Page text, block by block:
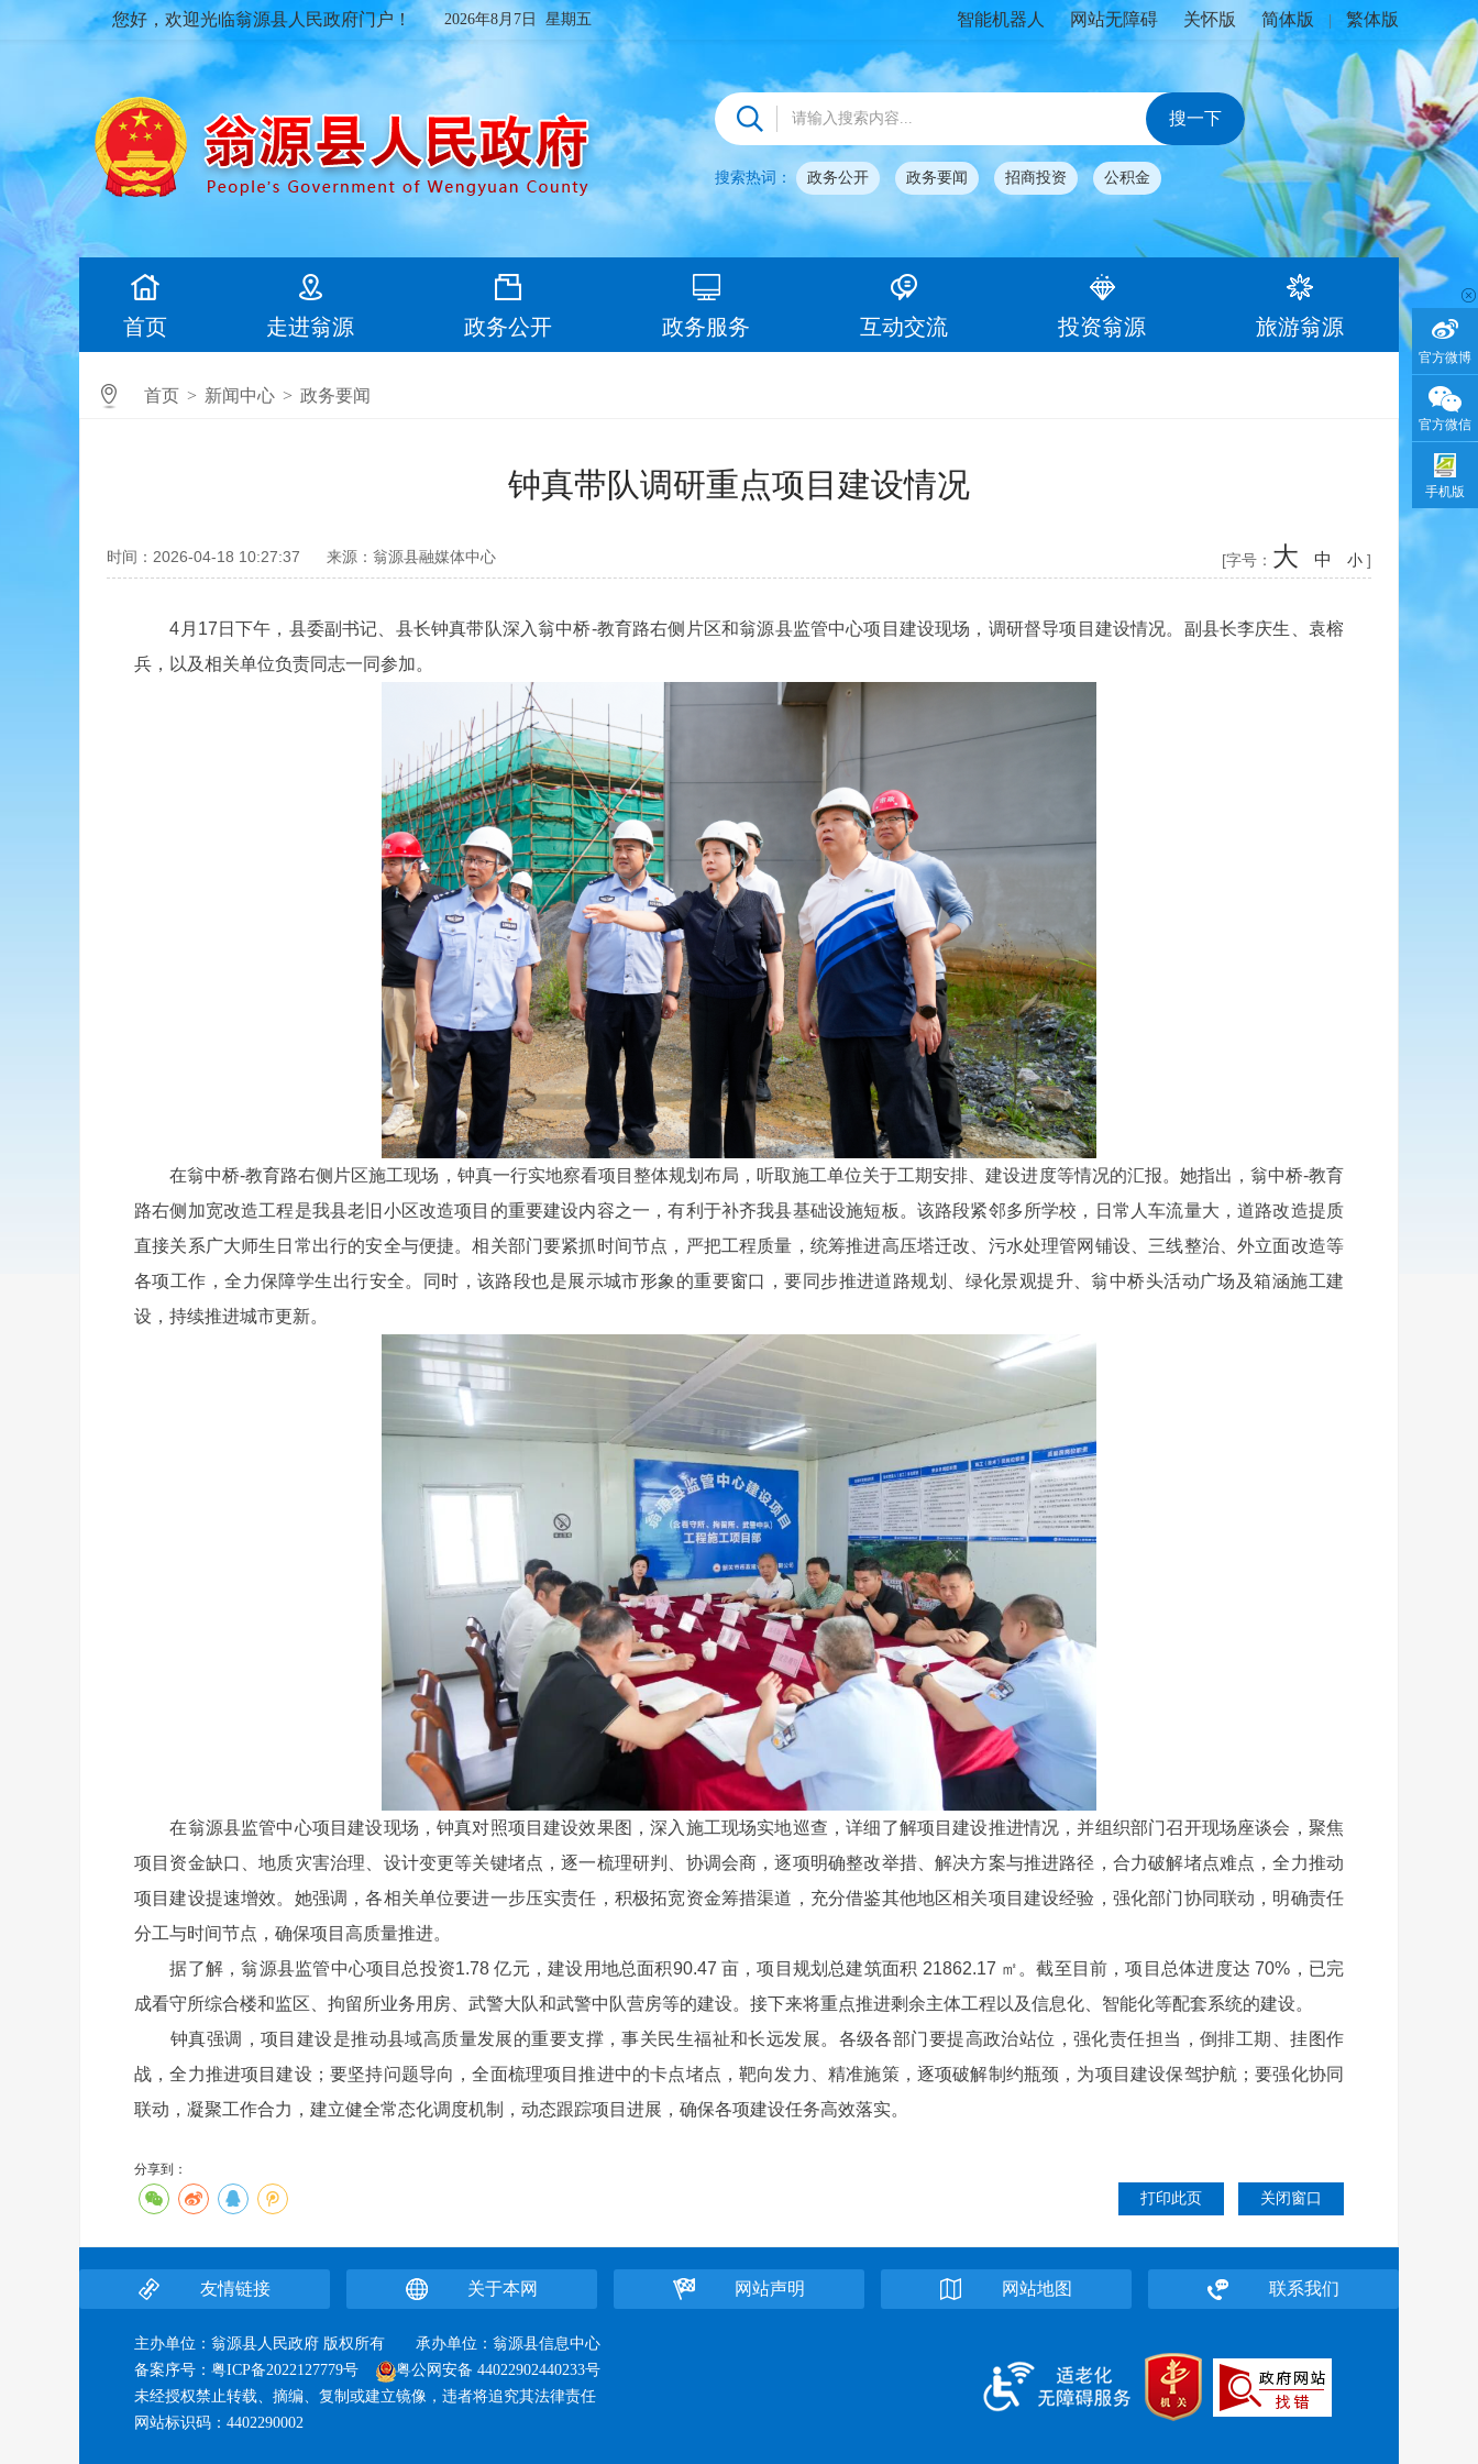
官方微博
官方微信
手机版
您好，欢迎光临翁源县人民政府门户！ 2026年8月7日 星期五 智能机器人 网站无障碍 关怀版 简体版 繁体版
搜索热词： 政务公开 政务要闻 招商投资 公积金
首页 走进翁源 政务公开 政务服务 互动交流 投资翁源 旅游翁源
首页 > 新闻中心 > 政务要闻
钟真带队调研重点项目建设情况
时间：2026-04-18 10:27:37 来源：翁源县融媒体中心 [字号： 大 中 小 ]
4月17日下午，县委副书记、县长钟真带队深入翁中桥-教育路右侧片区和翁源县监管中心项目建设现场，调研督导项目建设情况。副县长李庆生、袁榕
兵，以及相关单位负责同志一同参加。
在翁中桥-教育路右侧片区施工现场，钟真一行实地察看项目整体规划布局，听取施工单位关于工期安排、建设进度等情况的汇报。她指出，翁中桥-教育
路右侧加宽改造工程是我县老旧小区改造项目的重要建设内容之一，有利于补齐我县基础设施短板。该路段紧邻多所学校，日常人车流量大，道路改造提质
直接关系广大师生日常出行的安全与便捷。相关部门要紧抓时间节点，严把工程质量，统筹推进高压塔迁改、污水处理管网铺设、三线整治、外立面改造等
各项工作，全力保障学生出行安全。同时，该路段也是展示城市形象的重要窗口，要同步推进道路规划、绿化景观提升、翁中桥头活动广场及箱涵施工建
设，持续推进城市更新。
在翁源县监管中心项目建设现场，钟真对照项目建设效果图，深入施工现场实地巡查，详细了解项目建设推进情况，并组织部门召开现场座谈会，聚焦
项目资金缺口、地质灾害治理、设计变更等关键堵点，逐一梳理研判、协调会商，逐项明确整改举措、解决方案与推进路径，合力破解堵点难点，全力推动
项目建设提速增效。她强调，各相关单位要进一步压实责任，积极拓宽资金筹措渠道，充分借鉴其他地区相关项目建设经验，强化部门协同联动，明确责任
分工与时间节点，确保项目高质量推进。
据了解，翁源县监管中心项目总投资1.78 亿元，建设用地总面积90.47 亩，项目规划总建筑面积 21862.17 ㎡。截至目前，项目总体进度达 70%，已完
成看守所综合楼和监区、拘留所业务用房、武警大队和武警中队营房等的建设。接下来将重点推进剩余主体工程以及信息化、智能化等配套系统的建设。
钟真强调，项目建设是推动县域高质量发展的重要支撑，事关民生福祉和长远发展。各级各部门要提高政治站位，强化责任担当，倒排工期、挂图作
战，全力推进项目建设；要坚持问题导向，全面梳理项目推进中的卡点堵点，靶向发力、精准施策，逐项破解制约瓶颈，为项目建设保驾护航；要强化协同
联动，凝聚工作合力，建立健全常态化调度机制，动态跟踪项目进展，确保各项建设任务高效落实。
打印此页 关闭窗口
分享到：
友情链接 关于本网 网站声明 网站地图 联系我们
主办单位：翁源县人民政府 版权所有 承办单位：翁源县信息中心
备案序号： 粤ICP备2022127779号
粤公网安备 44022902440233号
未经授权禁止转载、摘编、复制或建立镜像，违者将追究其法律责任
网站标识码：4402290002